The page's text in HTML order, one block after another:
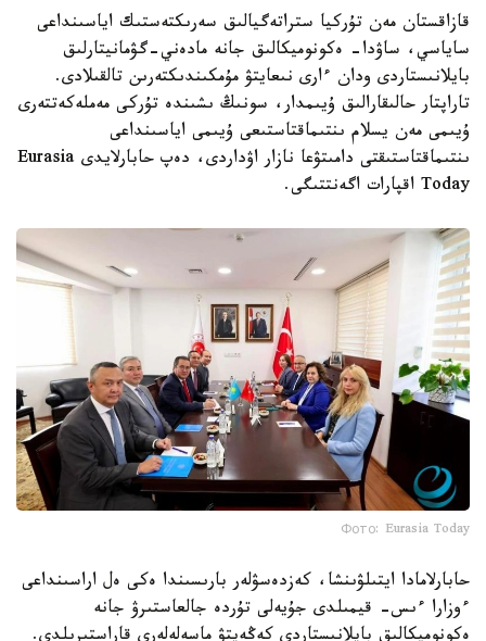
قازاقستان مەن تۇركيا ستراتەگيالىق سەرىكتەستىك اياسىنداعى
ساياسي، ساۋدا- ەكونوميكالىق جانە مادەني-گۋمانيتارلىق
بايلانىستاردى ودان ءارى نىعايتۋ مۇمكىندىكتەرىن تالقىلادى.
تاراپتار حالىقارالىق ۇيىمدار، سونىڭ ىشىندە تۇركى مەملەكەتتەرى
ۇيىمى مەن يسلام ىنتىماقتاستىعى ۇيىمى اياسىنداعى
ىنتىماقتاستىقتى دامىتۋعا نازار اۋداردى، دەپ حابارلايدى Eurasia
Today اقپارات اگەنتتىگى.
Фото: Eurasia Today
حابارلامادا ايتىلۋىنشا، كەزدەسۋلەر بارىسىندا ەكى ەل اراسىنداعى
ءوزارا ءىس- قيمىلدى جۇيەلى تۇردە جالعاستىرۋ جانە